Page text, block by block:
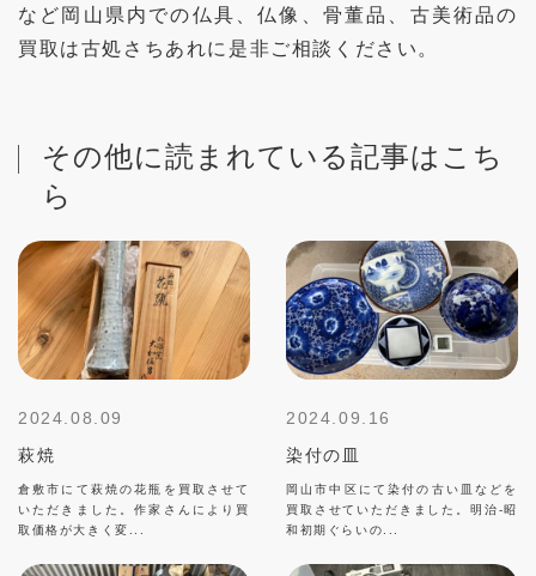
など岡山県内での仏具、仏像、骨董品、古美術品の
買取は古処さちあれに是非ご相談ください。
その他に読まれている記事はこち
ら
2024.08.09
萩焼
倉敷市にて萩焼の花瓶を買取させて
いただきました。作家さんにより買
取価格が大きく変...
2024.09.16
染付の皿
岡山市中区にて染付の古い皿などを
買取させていただきました。明治-昭
和初期ぐらいの...